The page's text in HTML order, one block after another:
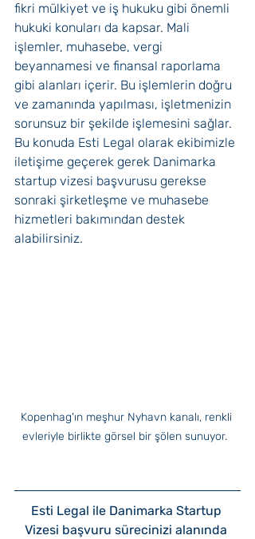
fikri mülkiyet ve iş hukuku gibi önemli
hukuki konuları da kapsar. Mali
işlemler, muhasebe, vergi
beyannamesi ve finansal raporlama
gibi alanları içerir. Bu işlemlerin doğru
ve zamanında yapılması, işletmenizin
sorunsuz bir şekilde işlemesini sağlar.
Bu konuda Esti Legal olarak ekibimizle
iletişime geçerek gerek Danimarka
startup vizesi başvurusu gerekse
sonraki şirketleşme ve muhasebe
hizmetleri bakımından destek
alabilirsiniz.
Kopenhag'ın meşhur Nyhavn kanalı, renkli
evleriyle birlikte görsel bir şölen sunuyor.
Esti Legal ile Danimarka Startup
Vizesi başvuru sürecinizi alanında